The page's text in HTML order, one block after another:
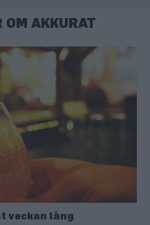
AKKURAT
veckan lång